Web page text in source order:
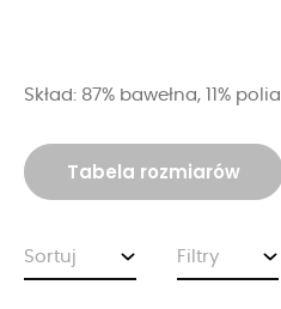
Skład: 87% bawełna, 11%
Tabela rozmiarów
Sortuj Filtry